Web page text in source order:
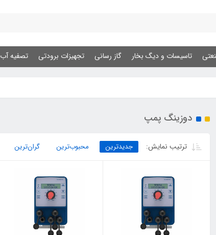
تاسیسات و دیگ بخار گاز رسانی تجهیزات برودتی تصفیه آب
دوزینگ پمپ
ترتیب نمایش: جدیدترین محبوب‌ترین گران‌ترین